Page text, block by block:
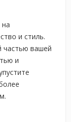
и стиль.
частью вашей
и